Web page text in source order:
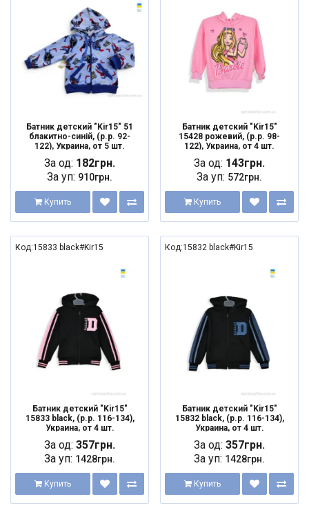
Батник детский "Kir15" 51
блакитно-синій, (р.р. 92-
122), Украина, от 5 шт.
За од: 182грн.
За уп: 910грн.
Купить
Батник детский "Kir15"
15428 рожевий, (р.р. 98-
122), Украина, от 4 шт.
За од: 143грн.
За уп: 572грн.
Купить
Код:15833 black#Kir15
Батник детский "Kir15"
15833 black, (р.р. 116-134),
Украина, от 4 шт.
За од: 357грн.
За уп: 1428грн.
Купить
Код:15832 black#Kir15
Батник детский "Kir15"
15832 black, (р.р. 116-134),
Украина, от 4 шт.
За од: 357грн.
За уп: 1428грн.
Купить